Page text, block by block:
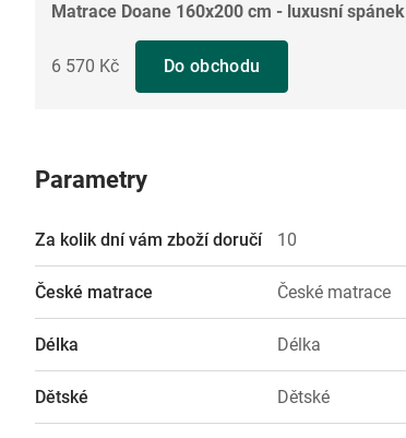
Matrace Doane 160x200 cm - luxusní spánek
6 570 Kč Do obchodu
Parametry
Za kolik dní vám zboží doručí 10
České matrace České matrace
Délka Délka
Dětské Dětské